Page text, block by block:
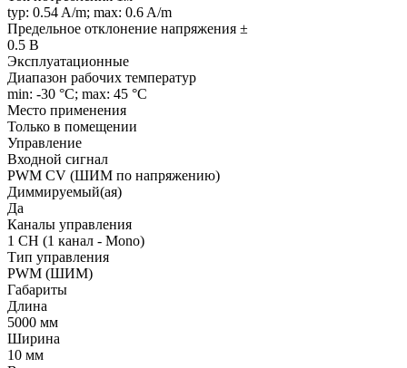
typ: 0.54 A/m; max: 0.6 A/m
Предельное отклонение напряжения ±
0.5 В
Эксплуатационные
Диапазон рабочих температур
min: -30 °C; max: 45 °C
Место применения
Только в помещении
Управление
Входной сигнал
PWM СV (ШИМ по напряжению)
Диммируемый(ая)
Да
Каналы управления
1 CH (1 канал - Mono)
Тип управления
PWM (ШИМ)
Габариты
Длина
5000 мм
Ширина
10 мм